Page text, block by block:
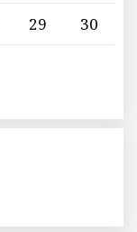
29
30